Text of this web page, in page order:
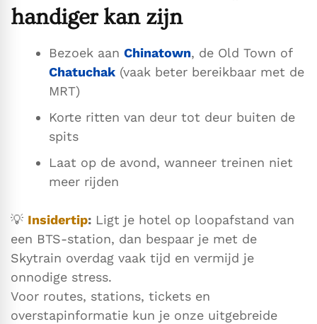
handiger kan zijn
Bezoek aan Chinatown, de Old Town of
Chatuchak (vaak beter bereikbaar met de
MRT)
Korte ritten van deur tot deur buiten de
spits
Laat op de avond, wanneer treinen niet
meer rijden
💡 Insidertip: Ligt je hotel op loopafstand van
een BTS-station, dan bespaar je met de
Skytrain overdag vaak tijd en vermijd je
onnodige stress.
Voor routes, stations, tickets en
overstapinformatie kun je onze uitgebreide